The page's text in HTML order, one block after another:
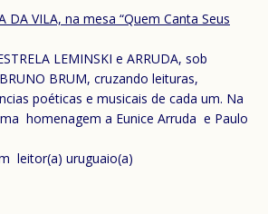
DA VILA, na mesa “Quem Canta Seus
LEMINSKI e ARRUDA, sob
BRUM, cruzando leituras,
poéticas e musicais de cada um. Na
homenagem a Eunice Arruda e Paulo
leitor(a) uruguaio(a)